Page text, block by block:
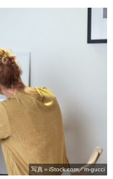
写真＝iStock.com／m-gucci